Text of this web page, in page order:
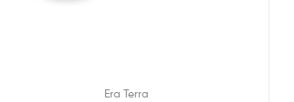
Era Terra